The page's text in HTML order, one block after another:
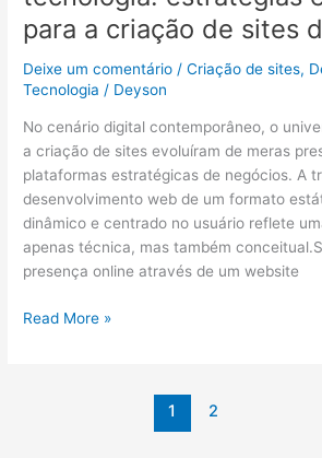
para a criação de sites
Deixe um comentário /Criação de sites,
Tecnologia / Deyson
No cenário digital contemporâneo, o
a criação de sites evoluíram de meras
plataformas estratégicas de negócios. A
desenvolvimento web de um formato
dinâmico e centrado no usuário reflete
apenas técnica, mas também
presença online através de um website
Read More »
1 2